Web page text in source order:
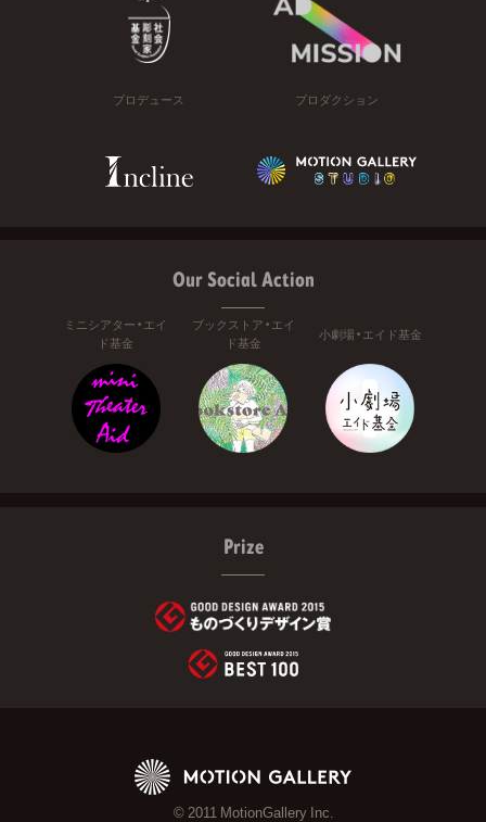
プロデュース プロダクション
Our Social Action
ミニシアター・エイ
ド基金
ブックストア・エイ
ド基金
小劇場・エイド基金
Prize
© 2011 MotionGallery Inc.